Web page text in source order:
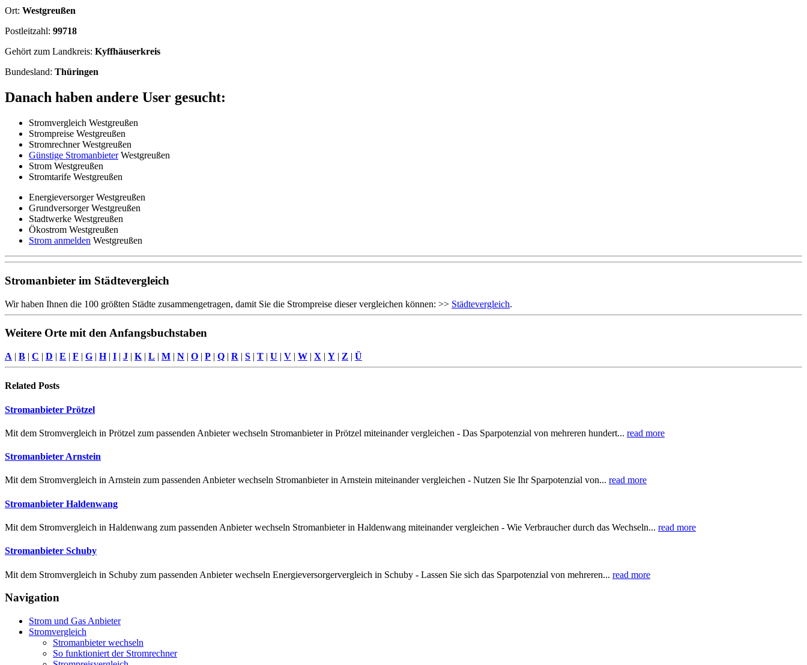
Ort: Westgreußen
Postleitzahl: 99718
Gehört zum Landkreis: Kyffhäuserkreis
Bundesland: Thüringen
Danach haben andere User gesucht:
Stromvergleich Westgreußen
Strompreise Westgreußen
Stromrechner Westgreußen
Günstige StromanbieterWestgreußen
Strom Westgreußen
Stromtarife Westgreußen
Energieversorger Westgreußen
Grundversorger Westgreußen
Stadtwerke Westgreußen
Ökostrom Westgreußen
Strom anmelden Westgreußen
Stromanbieter im Städtevergleich
Wir haben Ihnen die 100 größten Städte zusammengetragen, damit Sie die Strompreise dieser vergleichen können: >> Städtevergleich.
Weitere Orte mit den Anfangsbuchstaben
A | B | C | D | E | F | G | H| I | J | K | L | M | N | O | P | Q | R | S | T | U | V | W | X | Y | Z | Ü
Related Posts
Stromanbieter Prötzel
Mit dem Stromvergleich in Prötzel zum passenden Anbieter wechseln Stromanbieter in Prötzel miteinander vergleichen - Das Sparpotenzial von mehreren hundert... read more
Stromanbieter Arnstein
Mit dem Stromvergleich in Arnstein zum passenden Anbieter wechseln Stromanbieter in Arnstein miteinander vergleichen - Nutzen Sie Ihr Sparpotenzial von... read more
Stromanbieter Haldenwang
Mit dem Stromvergleich in Haldenwang zum passenden Anbieter wechseln Stromanbieter in Haldenwang miteinander vergleichen - Wie Verbraucher durch das Wechseln... read more
Stromanbieter Schuby
Mit dem Stromvergleich in Schuby zum passenden Anbieter wechseln Energieversorgervergleich in Schuby - Lassen Sie sich das Sparpotenzial von mehreren... read more
Navigation
Strom und Gas Anbieter
Stromvergleich
Stromanbieter wechseln
So funktioniert der Stromrechner